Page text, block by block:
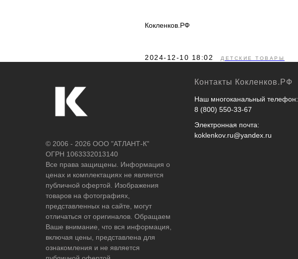
Кокленков.РФ
2024-12-10 18:02 ДЕТСКИЕ ТОВАРЫ
© 2006 - 2026 ООО "АТЛАНТ-К"
ОГРН 1063332013140
Все права защищены. Информация о
ценах и комплектациях не является
публичной офертой. Изображения
товаров на фотографиях,
представленных на сайте, могут
отличаться от оригиналов. Обращаем
Ваше внимание, что вся информация,
включая цены, представлена для
ознакомления и не является
Контакты Кокленков.РФ
Наш многоканальный телефон:
8 (800) 550-33-67
Электронная почта:
koklenkov.ru@yandex.ru